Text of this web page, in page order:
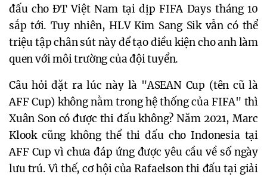
đấu cho ĐT Việt Nam tại dịp FIFA Days tháng 10
sắp tới. Tuy nhiên, HLV Kim Sang Sik vẫn có thể
triệu tập chân sút này để tạo điều kiện cho anh làm
quen với môi trường của đội tuyển.
Câu hỏi đặt ra lúc này là "ASEAN Cup (tên cũ là
AFF Cup) không nằm trong hệ thống của FIFA" thì
Xuân Son có được thi đấu không? Năm 2021, Marc
Klook cũng không thể thi đấu cho Indonesia tại
AFF Cup vì chưa đáp ứng được yêu cầu về số ngày
lưu trú. Vì thế, cơ hội của Rafaelson thi đấu tại giải